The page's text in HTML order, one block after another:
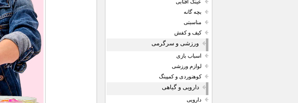
عینک آفتابی
بچه گانه
مناسبتی
کیف و کفش
ورزشی و سرگرمی
اسباب بازی
لوازم ورزشی
کوهنوردی و کمپینگ
دارویی و گیاهی
دارویی